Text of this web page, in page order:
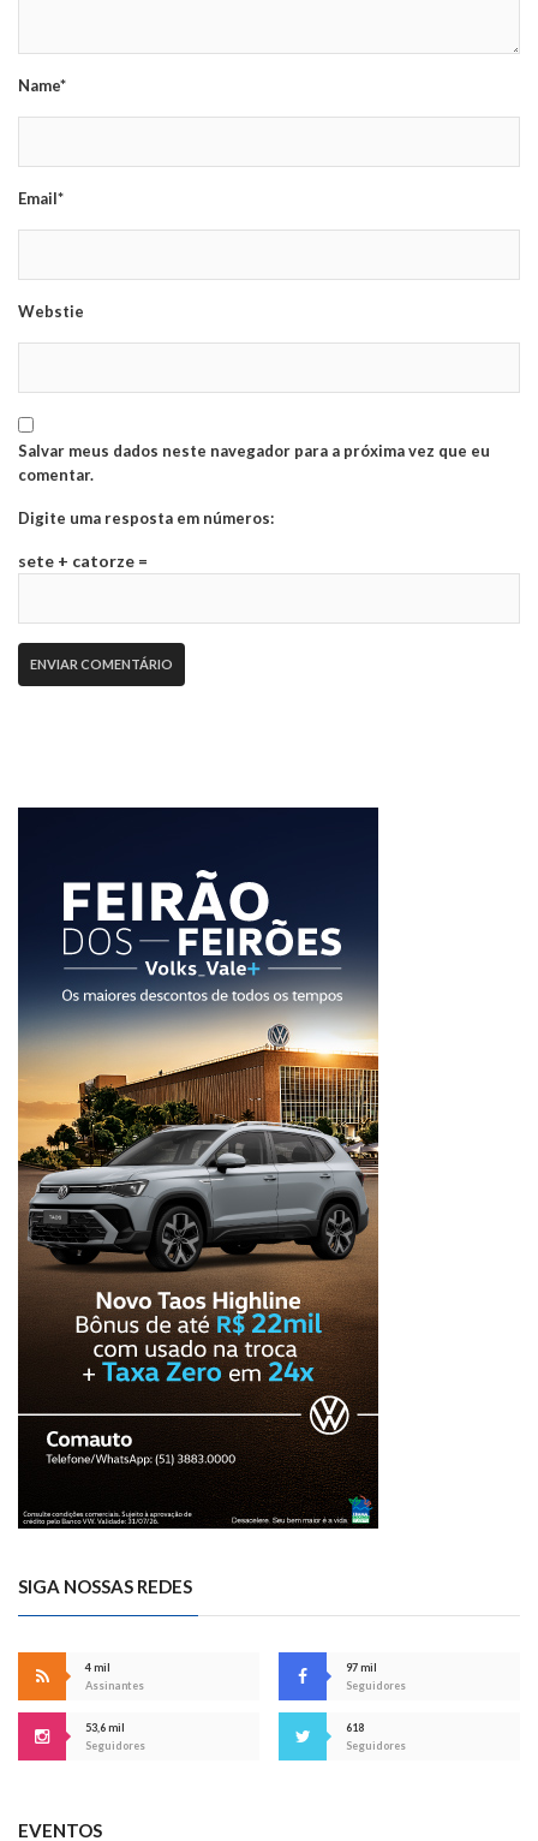
Name*
Email*
Webstie
Salvar meus dados neste navegador para a próxima vez que eu
comentar.
Digite uma resposta em números:
sete + catorze =
SIGA NOSSAS REDES
4 mil
Assinantes
97 mil
Seguidores
53,6 mil
Seguidores
618
Seguidores
EVENTOS